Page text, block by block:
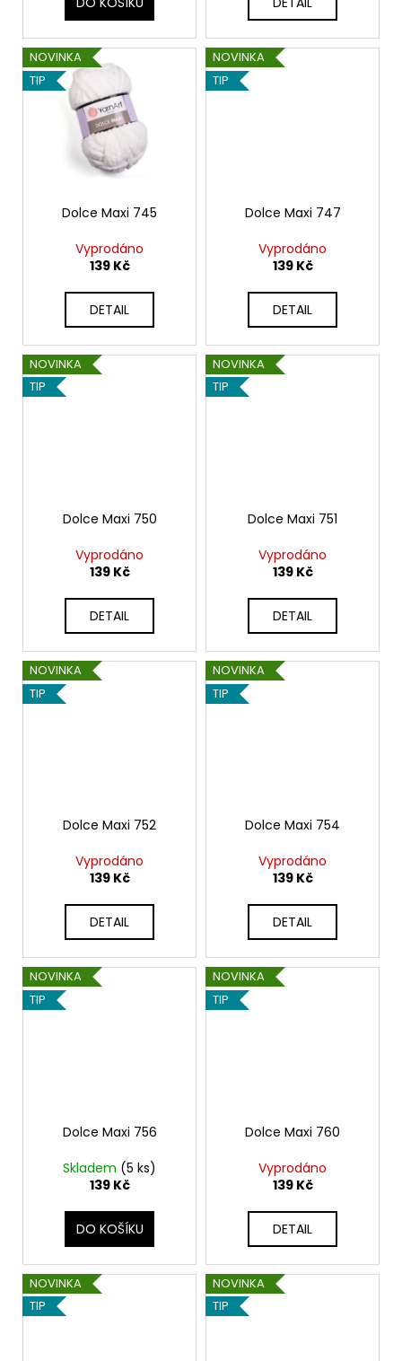
NOVINKA
TIP
Dolce Maxi 745
Vyprodáno
139 Kč
DETAIL
NOVINKA
TIP
Dolce Maxi 747
Vyprodáno
139 Kč
DETAIL
NOVINKA
TIP
Dolce Maxi 750
Vyprodáno
139 Kč
DETAIL
NOVINKA
TIP
Dolce Maxi 751
Vyprodáno
139 Kč
DETAIL
NOVINKA
TIP
Dolce Maxi 752
Vyprodáno
139 Kč
DETAIL
NOVINKA
TIP
Dolce Maxi 754
Vyprodáno
139 Kč
DETAIL
NOVINKA
TIP
Dolce Maxi 756
Skladem (5 ks)
139 Kč
DO KOŠÍKU
NOVINKA
TIP
Dolce Maxi 760
Vyprodáno
139 Kč
DETAIL
NOVINKA
TIP
NOVINKA
TIP